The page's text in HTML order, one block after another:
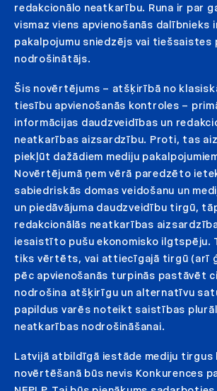
redakcionālo neatkarību. Runa ir par
vismaz viens apvienošanās dalībnieks
pakalpojumu sniedzējs vai tiešsaistes
nodrošinātājs.
Šis novērtējums – atšķirībā no
tiesību apvienošanās kontroles –
informācijas daudzveidības un
neatkarības aizsardzību. Proti, tas
piekļūt dažādiem mediju
Novērtējumā ņem vērā paredzēto
sabiedriskās domas veidošanu un
un piedāvājuma daudzveidību tirgū,
redakcionālās neatkarības
iesaistīto pušu ekonomisko ilgtspēju.
tiks vērtēts, vai attiecīgajā tirgū (arī
pēc apvienošanās turpinās pastāvēt
nodrošina atšķirīgu un alternatīvu
papildus varēs noteikt saistības
neatkarības nodrošināšanai.
Latvijā atbildīgā iestāde mediju tirgus
novērtēšanā būs nevis Konkurences